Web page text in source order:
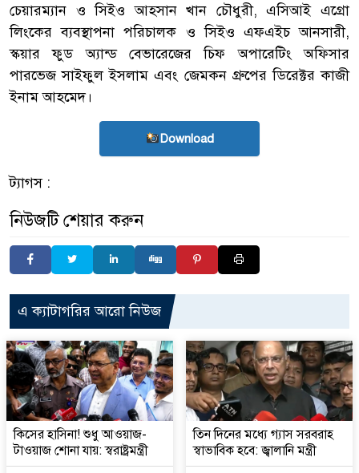
চেয়ারম্যান ও সিইও আহসান খান চৌধুরী, এসিআই এগ্রো
লিংকের ব্যবস্থাপনা পরিচালক ও সিইও এফএইচ আনসারী,
স্কয়ার ফুড অ্যান্ড বেভারেজের চিফ অপারেটিং অফিসার
পারভেজ সাইফুল ইসলাম এবং জেমকন গ্রুপের ডিরেক্টর কাজী
ইনাম আহমেদ।
Download
ট্যাগস :
নিউজটি শেয়ার করুন
এ ক্যাটাগরির আরো নিউজ
কিসের হাসিনা! শুধু আওয়াজ-
টাওয়াজ শোনা যায়: স্বরাষ্ট্রমন্ত্রী
তিন দিনের মধ্যে গ্যাস সরবরাহ
স্বাভাবিক হবে: জ্বালানি মন্ত্রী